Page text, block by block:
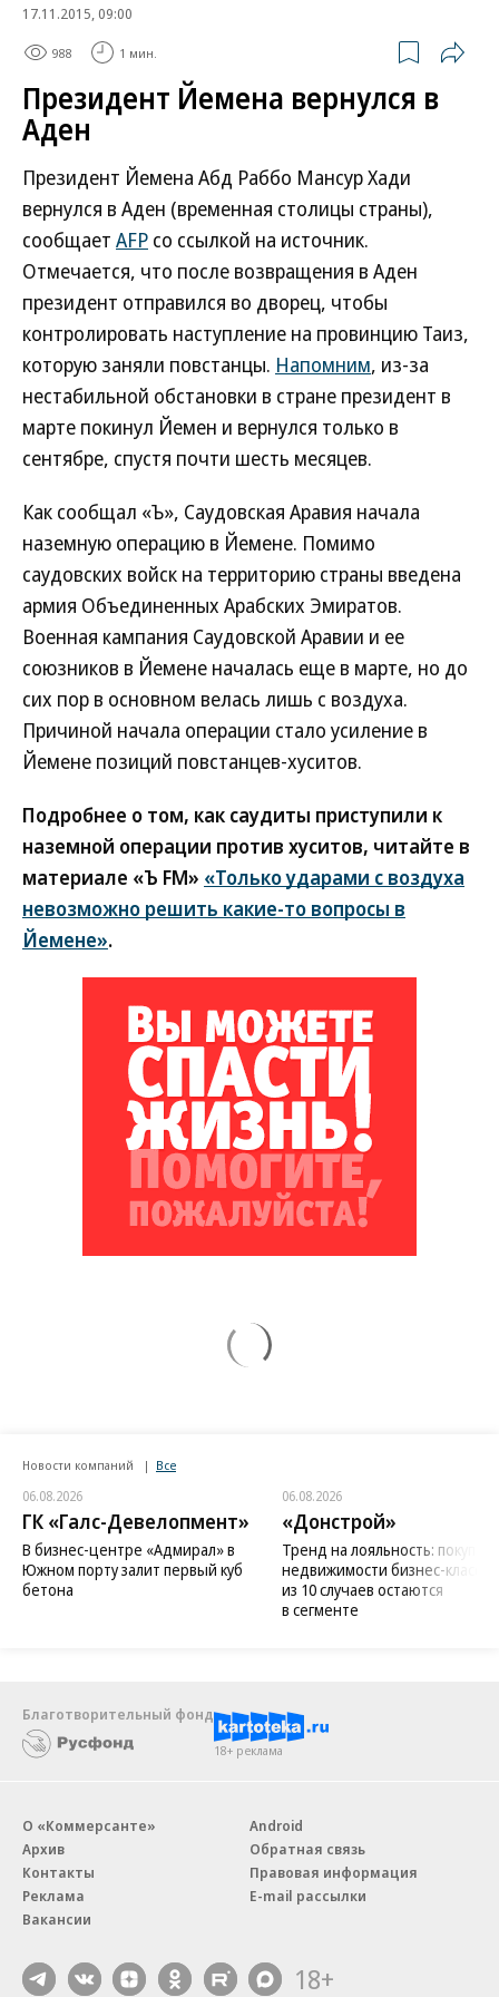
17.11.2015, 09:00
988 1 мин.
Президент Йемена вернулся в
Аден
Президент Йемена Абд Раббо Мансур Хади
вернулся в Аден (временная столицы страны),
сообщает AFP со ссылкой на источник.
Отмечается, что после возвращения в Аден
президент отправился во дворец, чтобы
контролировать наступление на провинцию Таиз,
которую заняли повстанцы. Напомним, из-за
нестабильной обстановки в стране президент в
марте покинул Йемен и вернулся только в
сентябре, спустя почти шесть месяцев.
Как сообщал «Ъ», Саудовская Аравия начала
наземную операцию в Йемене. Помимо
саудовских войск на территорию страны введена
армия Объединенных Арабских Эмиратов.
Военная кампания Саудовской Аравии и ее
союзников в Йемене началась еще в марте, но до
сих пор в основном велась лишь с воздуха.
Причиной начала операции стало усиление в
Йемене позиций повстанцев-хуситов.
Подробнее о том, как саудиты приступили к
наземной операции против хуситов, читайте в
материале «Ъ FM» «Только ударами с воздуха
невозможно решить какие-то вопросы в
Йемене».
Новости компаний Все
06.08.2026
ГК «Галс-Девелопмент»
В бизнес-центре «Адмирал» в
Южном порту залит первый куб
бетона
06.08.2026
«Донстрой»
Тренд на лояльность:
недвижимости бизнес-класса
из 10 случаев остаются
в сегменте
Благотворительный фонд
18+ реклама
О «Коммерсанте»
Архив
Контакты
Реклама
Вакансии
Android
Обратная связь
Правовая информация
E-mail рассылки
18+